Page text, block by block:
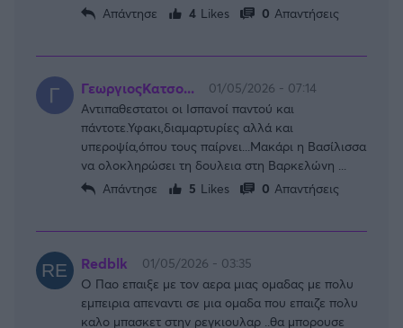
Απάντησε
4 Likes 0 Απαντήσεις
ΓεωργιοςΚατσο...
01/05/2026 - 07:14
Αντιπαθεστατοι οι Ισπανοί παντού και
πάντοτε.Υφακι,διαμαρτυρίες αλλά και
υπεροψία,όπου τους παίρνει...Μακάρι η Βασίλισσα
να ολοκληρώσει τη δουλεια στη Βαρκελώνη ...
Απάντησε
5 Likes 0 Απαντήσεις
Redblk
01/05/2026 - 03:35
Ο Παο επαιξε με τον αερα μιας ομαδας με πολυ
εμπειρια απεναντι σε μια ομαδα που επαιζε πολυ
καλο μπασκετ στην ρεγκιουλαρ ..θα μπορουσε